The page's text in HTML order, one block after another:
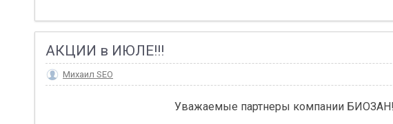
АКЦИИ в ИЮЛЕ!!!
Михаил SEO
Уважаемые партнеры компании